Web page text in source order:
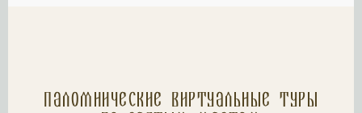
Паломнические Виртуальные туры